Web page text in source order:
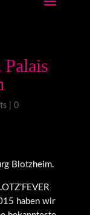
| 0
Blotzheim.
haben wir